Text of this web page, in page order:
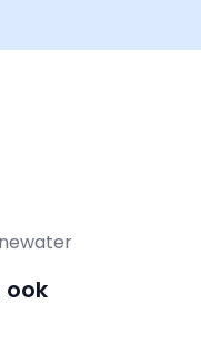
ook